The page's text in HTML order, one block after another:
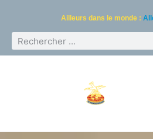
Ailleurs dans le monde :